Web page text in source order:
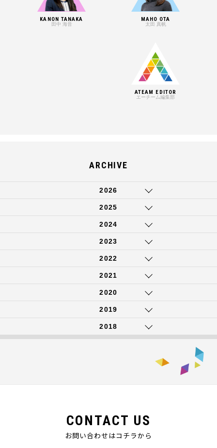
KANON TANAKA
田中 海音
MAHO OTA
太田 真帆
ATEAM EDITOR
エーチーム編集部
ARCHIVE
2026
2025
2024
2023
2022
2021
2020
2019
2018
CONTACT US
お問い合わせはコチラから